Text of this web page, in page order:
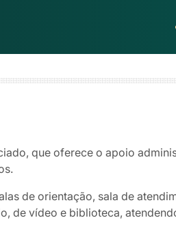
que oferece o apoio
de orientação, sala de
de vídeo e biblioteca,